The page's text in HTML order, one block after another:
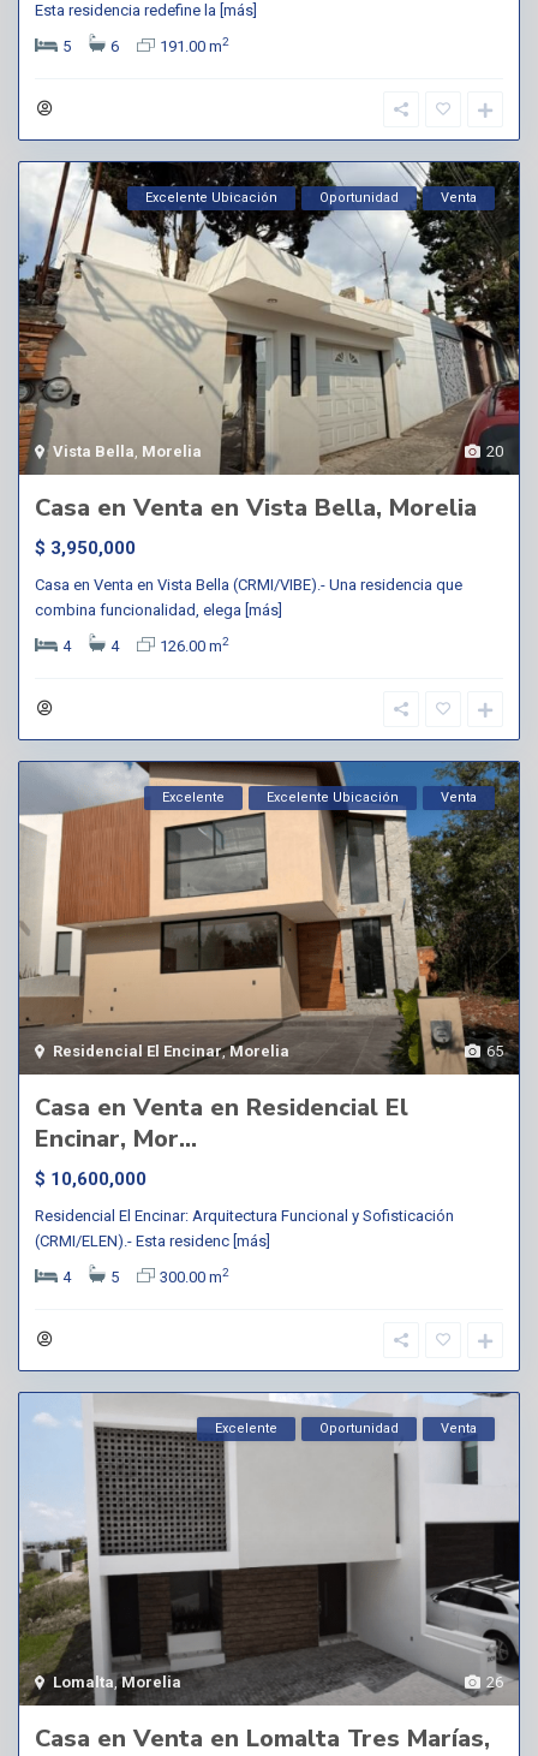
Esta residencia redefine la [más]
5
6 191.00 m2
20
Vista Bella Morelia
Excelente Ubicación Oportunidad Venta
Casa en Venta en Vista Bella, Morelia
$ 3,950,000
Casa en Venta en Vista Bella (CRMI/VIBE).- Una residencia que
combina funcionalidad, elega [más]
4
4 126.00 m2
65
Residencial El Encinar,Morelia
Excelente Excelente Ubicación Venta
Casa en Venta en Residencial El
Encinar, Mor...
$ 10,600,000
Residencial El Encinar: Arquitectura Funcional y Sofisticación
(CRMI/ELEN).- Esta residenc [más]
4
5 300.00 m2
26
Lomalta ,Morelia
Excelente Oportunidad Venta
Casa en Venta en Lomalta Tres Marías,